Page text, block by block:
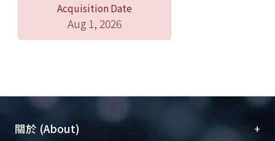
Acquisition Date
Aug 1, 2026
關於 (About) +